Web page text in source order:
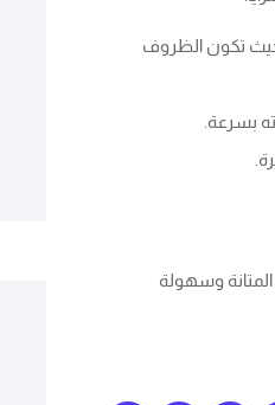
حيث تكون الظروف
بسرعة.
وسهولة